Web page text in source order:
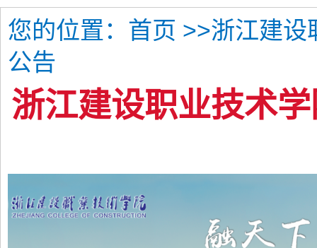
您的位置： 首页 >>浙江建设
公告
浙江建设职业技术